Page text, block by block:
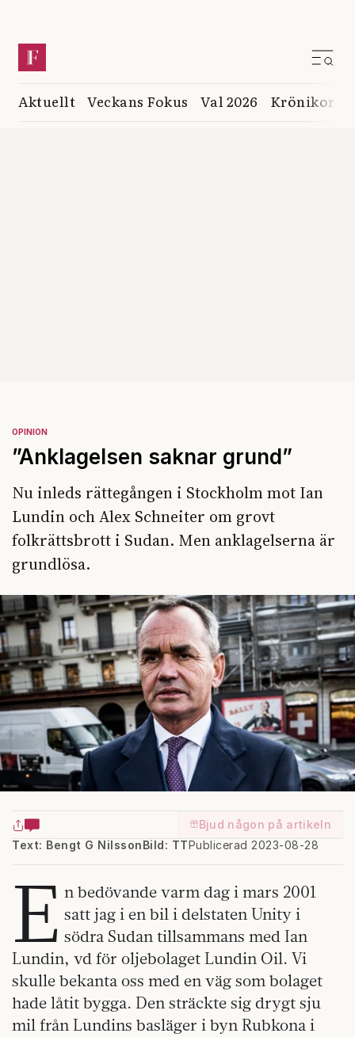
Aktuellt Veckans Fokus Val 2026 Krönikor
OPINION
”Anklagelsen saknar grund”
Nu inleds rättegången i Stockholm mot Ian
Lundin och Alex Schneiter om grovt
folkrättsbrott i Sudan. Men anklagelserna är
grundlösa.
Bjud någon på artikeln
Text: Bengt G Nilsson
Publicerad 2023-08-28
Bild: TT
E n bedövande varm dag i mars 2001
satt jag i en bil i delstaten Unity i
södra Sudan tillsammans med Ian
Lundin, vd för oljebolaget Lundin Oil. Vi
skulle bekanta oss med en väg som bolaget
hade låtit bygga. Den sträckte sig drygt sju
mil från Lundins basläger i byn Rubkona i